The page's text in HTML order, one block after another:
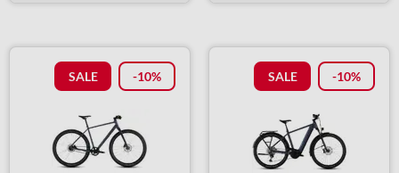
SALE -10% SALE -10%